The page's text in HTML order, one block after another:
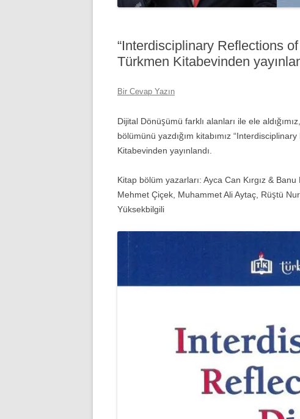
“Interdisciplinary Reflections
Türkmen Kitabevinden
Bir Cevap Yazın
Dijital Dönüşümü farklı alanları ile ele
bölümünü yazdığım kitabımız
Kitabevinden yayınlandı.
Kitap bölüm yazarları: Ayca Can Kırgız &
Mehmet Çiçek, Muhammet Ali Aytaç, Rüştü
Yüksekbilgili